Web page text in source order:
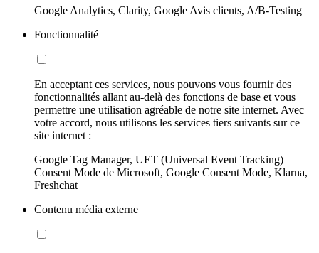
Google Analytics, Clarity, Google Avis clients, A/B-Testing
Fonctionnalité
En acceptant ces services, nous pouvons vous fournir des
fonctionnalités allant au-delà des fonctions de base et vous
permettre une utilisation agréable de notre site internet. Avec
votre accord, nous utilisons les services tiers suivants sur ce
site internet :
Google Tag Manager, UET (Universal Event Tracking)
Consent Mode de Microsoft, Google Consent Mode, Klarna,
Freshchat
Contenu média externe